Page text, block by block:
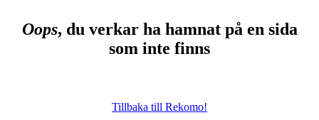
Oops, du verkar ha hamnat på en sida
som inte finns
Tillbaka till Rekomo!